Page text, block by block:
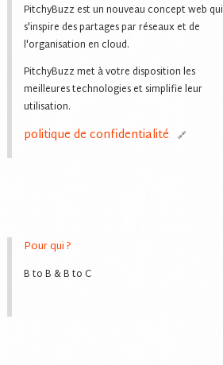
PitchyBuzz est un nouveau concept web qui
s'inspire des partages par réseaux et de
l'organisation en cloud.
PitchyBuzz met à votre disposition les
meilleures technologies et simplifie leur
utilisation.
politique de confidentialité
Pour qui ?
B to B & B to C